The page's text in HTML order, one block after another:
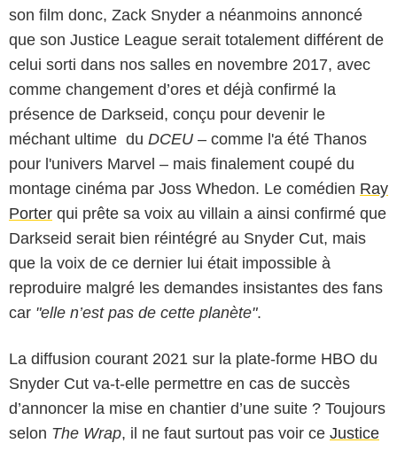
son film donc, Zack Snyder a néanmoins annoncé
que son Justice League serait totalement différent de
celui sorti dans nos salles en novembre 2017, avec
comme changement d’ores et déjà confirmé la
présence de Darkseid, conçu pour devenir le
méchant ultime du DCEU – comme l'a été Thanos
pour l'univers Marvel – mais finalement coupé du
montage cinéma par Joss Whedon. Le comédien Ray
Porter qui prête sa voix au villain a ainsi confirmé que
Darkseid serait bien réintégré au Snyder Cut, mais
que la voix de ce dernier lui était impossible à
reproduire malgré les demandes insistantes des fans
car "elle n’est pas de cette planète".
La diffusion courant 2021 sur la plate-forme HBO du
Snyder Cut va-t-elle permettre en cas de succès
d’annoncer la mise en chantier d’une suite ? Toujours
selon The Wrap, il ne faut surtout pas voir ce Justice